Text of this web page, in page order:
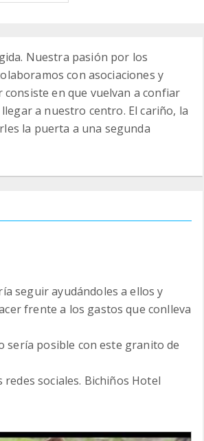
Nuestra pasión por los
con asociaciones y
en que vuelvan a confiar
a nuestro centro. El cariño, la
la puerta a una segunda
seguir ayudándoles a ellos y
frente a los gastos que conlleva
posible con este granito de
sociales. Bichiños Hotel